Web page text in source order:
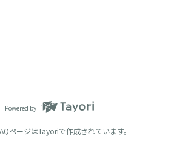
Powered by
ページはTayoriで作成されています。